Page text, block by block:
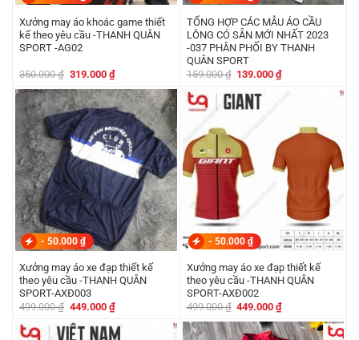
Xưởng may áo khoác game thiết
kế theo yêu cầu -THANH QUÂN
SPORT -AG02
350.000₫ Giá
là:
350.000 ₫.
319.000 ₫Giá
hiện
tại
là:
319.000 ₫.
TỔNG HỢP CÁC MẪU ÁO CẦU
LÔNG CÓ SẴN MỚI NHẤT 2023
-037 PHÂN PHỐI BY THANH
QUÂN SPORT
159.000₫ Giá
là:
159.000 ₫.
139.000₫Giá
- 50.000 ₫
Xưởng may áo xe đạp thiết kế
theo yêu cầu -THANH QUÂN
SPORT-AXĐ003
499.000₫ Giá
là:
499.000 ₫.
449.000 ₫Giá
hiện
tại
là:
- 50.000 ₫
Xưởng may áo xe đạp thiết kế
theo yêu cầu -THANH QUÂN
SPORT-AXĐ002
499.000₫ Giá
là:
499.000 ₫.
449.000₫Giá
tại
là: